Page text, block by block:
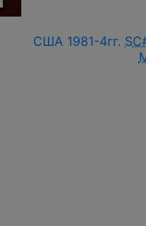
США 1981-4гг.